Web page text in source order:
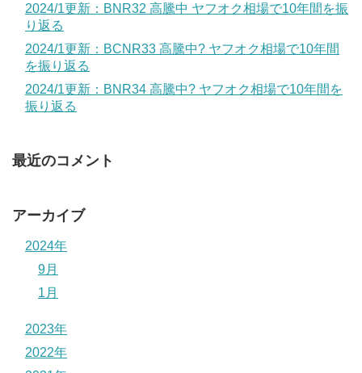
2024/1更新：BNR32 高騰中 ヤフオク相場で10年間を振
り返る
2024/1更新：BCNR33 高騰中? ヤフオク相場で10年間
を振り返る
2024/1更新：BNR34 高騰中? ヤフオク相場で10年間を
振り返る
最近のコメント
アーカイブ
2024年
9月
1月
2023年
2022年